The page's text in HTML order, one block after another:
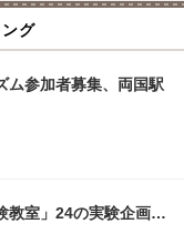
グ
ム参加者募集、両国駅
教室」24の実験企画…